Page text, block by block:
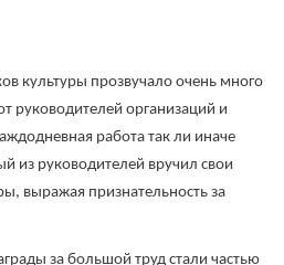
культуры прозвучало очень много
руководителей организаций и
работа так ли иначе
из руководителей вручил свои
выражая признательность за
за большой труд стали частью